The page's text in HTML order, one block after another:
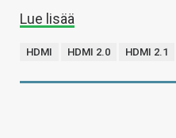
Lue lisää
HDMI HDMI 2.0 HDMI 2.1